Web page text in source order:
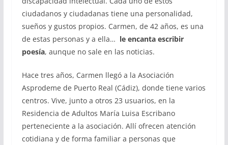
ciudadanos y ciudadanas tiene una personalidad,
sueños y gustos propios. Carmen, de 42 años, es una
de estas personas y a ella… le encanta escribir
poesía, aunque no sale en las noticias.
Hace tres años, Carmen llegó a la Asociación
Asprodeme de Puerto Real (Cádiz), donde tiene varios
centros. Vive, junto a otros 23 usuarios, en la
Residencia de Adultos María Luisa Escribano
perteneciente a la asociación. Allí ofrecen atención
cotidiana y de forma familiar a personas que